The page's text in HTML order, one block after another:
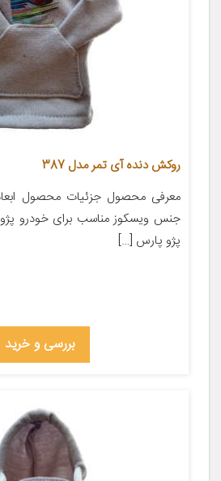
روکش دنده آی تمر مدل 387
پژو پارس […]
بررسی و خرید